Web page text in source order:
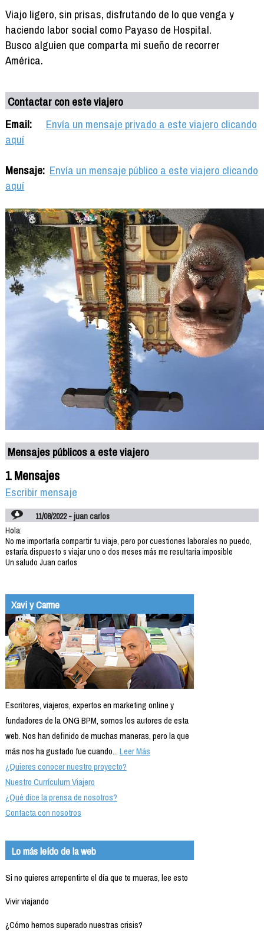
Viajo ligero, sin prisas, disfrutando de lo que venga y
haciendo labor social como Payaso de Hospital.
Busco alguien que comparta mi sueño de recorrer
América.
Contactar con este viajero
Email:
Envía un mensaje privado a este viajero clicando
aquí
Mensaje: Envía un mensaje público a este viajero clicando
aquí
Mensajes públicos a este viajero
1 Mensajes
Escribir mensaje
11/08/2022 - juan carlos
Hola:
No me importaría compartir tu viaje, pero por cuestiones laborales no puedo,
estaría dispuesto s viajar uno o dos meses más me resultaría imposible
Un saludo Juan carlos
Xavi y Carme
Escritores, viajeros, expertos en marketing online y
fundadores de la ONG BPM, somos los autores de esta
web. Nos han definido de muchas maneras, pero la que
más nos ha gustado fue cuando...Leer Más
¿Quieres conocer nuestro proyecto?
Nuestro Currículum Viajero
¿Qué dice la prensa de nosotros?
Contacta con nosotros
Lo más leído de la web
Si no quieres arrepentirte el día que te mueras, lee esto
Vivir viajando
¿Cómo hemos superado nuestras crisis?